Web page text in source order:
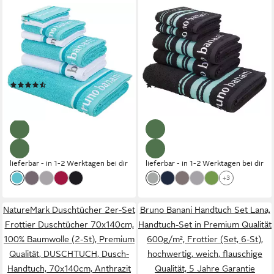
BRUNO BANANI
Handtuch Set Maja, 1
Duschtuch, 2 Handtücher, 2
Gästehandtücher, 2
Waschhandschuhe,
Walkfrottee (Set, 7-St), mit
Bordüre und Markenlogo, 7
teiliges Handtücher Set, 100%
Baumwolle
(3161)
28,49 € UVP49,99 €
lieferbar - in 1-2 Werktagen bei dir
BRUNO BANANI
Handtuch Set Daniel, 1
Duschtuch 70x140, 2
Handtücher 50x100, 2
Gästetücher 30x50,
Walkfrottee (Set, 5-St),
Streifen-Bordüre &
Baumwolle
(2822)
31,99 € UVP46,99 €
lieferbar - in 1-2 Werktagen bei dir
+3
NatureMark Duschtücher 2er-Set
Frottier Duschtücher 70x140cm,
100% Baumwolle (2-St), Premium
Qualität, DUSCHTUCH, Dusch-
Handtuch, 70x140cm, Anthrazit
Bruno Banani Handtuch Set Lana,
Handtuch-Set in Premium Qualität
600g/m², Frottier (Set, 6-St),
hochwertig, weich, flauschige
Qualität, 5 Jahre Garantie